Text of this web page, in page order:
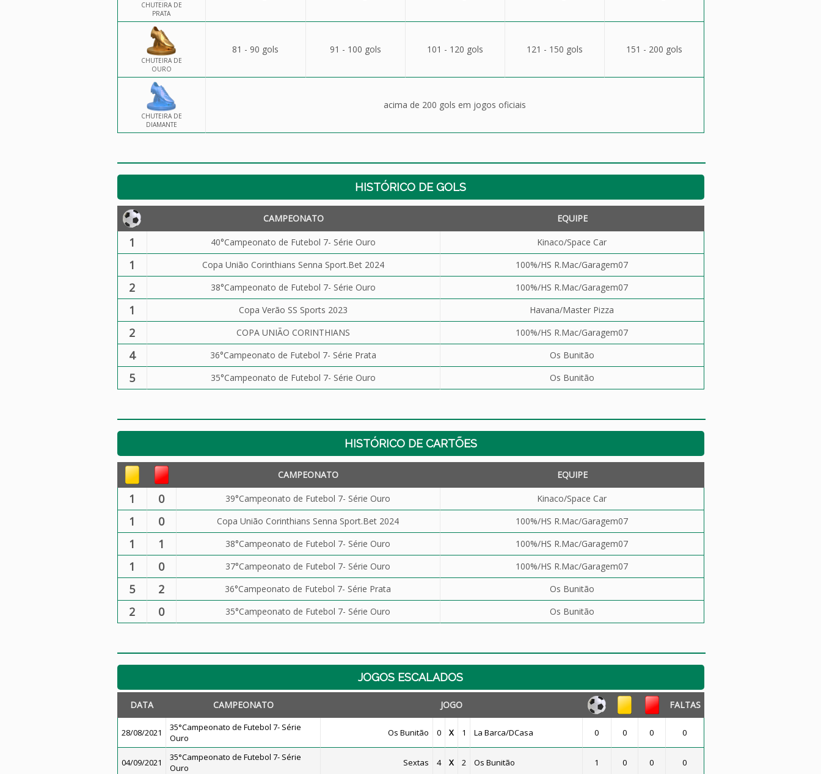
CHUTEIRA DE
PRATA
CHUTEIRA DE
OURO
81 - 90 gols 91 - 100 gols 101 - 120 gols 121 - 150 gols 151 - 200 gols
CHUTEIRA DE
DIAMANTE
acima de 200 gols em jogos oficiais
HISTÓRICO DE GOLS
CAMPEONATO EQUIPE
1 40°Campeonato de Futebol 7- Série Ouro Kinaco/Space Car
1 Copa União Corinthians Senna Sport.Bet 2024 100%/HS R.Mac/Garagem07
2 38°Campeonato de Futebol 7- Série Ouro 100%/HS R.Mac/Garagem07
1 Copa Verão SS Sports 2023 Havana/Master Pizza
2 COPA UNIÃO CORINTHIANS 100%/HS R.Mac/Garagem07
4 36°Campeonato de Futebol 7- Série Prata Os Bunitão
5 35°Campeonato de Futebol 7- Série Ouro Os Bunitão
HISTÓRICO DE CARTÕES
CAMPEONATO EQUIPE
1 0 39°Campeonato de Futebol 7- Série Ouro Kinaco/Space Car
1 0 Copa União Corinthians Senna Sport.Bet 2024 100%/HS R.Mac/Garagem07
1 1 38°Campeonato de Futebol 7- Série Ouro 100%/HS R.Mac/Garagem07
1 0 37°Campeonato de Futebol 7- Série Ouro 100%/HS R.Mac/Garagem07
5 2 36°Campeonato de Futebol 7- Série Prata Os Bunitão
2 0 35°Campeonato de Futebol 7- Série Ouro Os Bunitão
JOGOS ESCALADOS
DATA CAMPEONATO JOGO FALTAS
28/08/2021
35°Campeonato de Futebol 7- Série
Ouro
Os Bunitão 0 X 1 La Barca/DCasa 0 0 0 0
04/09/2021
35°Campeonato de Futebol 7- Série
Ouro
Sextas 4 X 2 Os Bunitão 1 0 0 0